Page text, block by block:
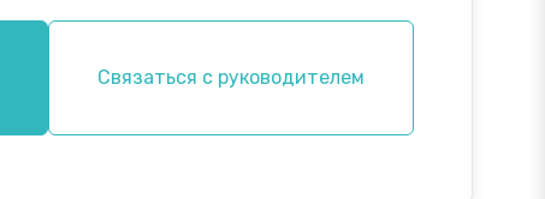
Связаться с руководителем